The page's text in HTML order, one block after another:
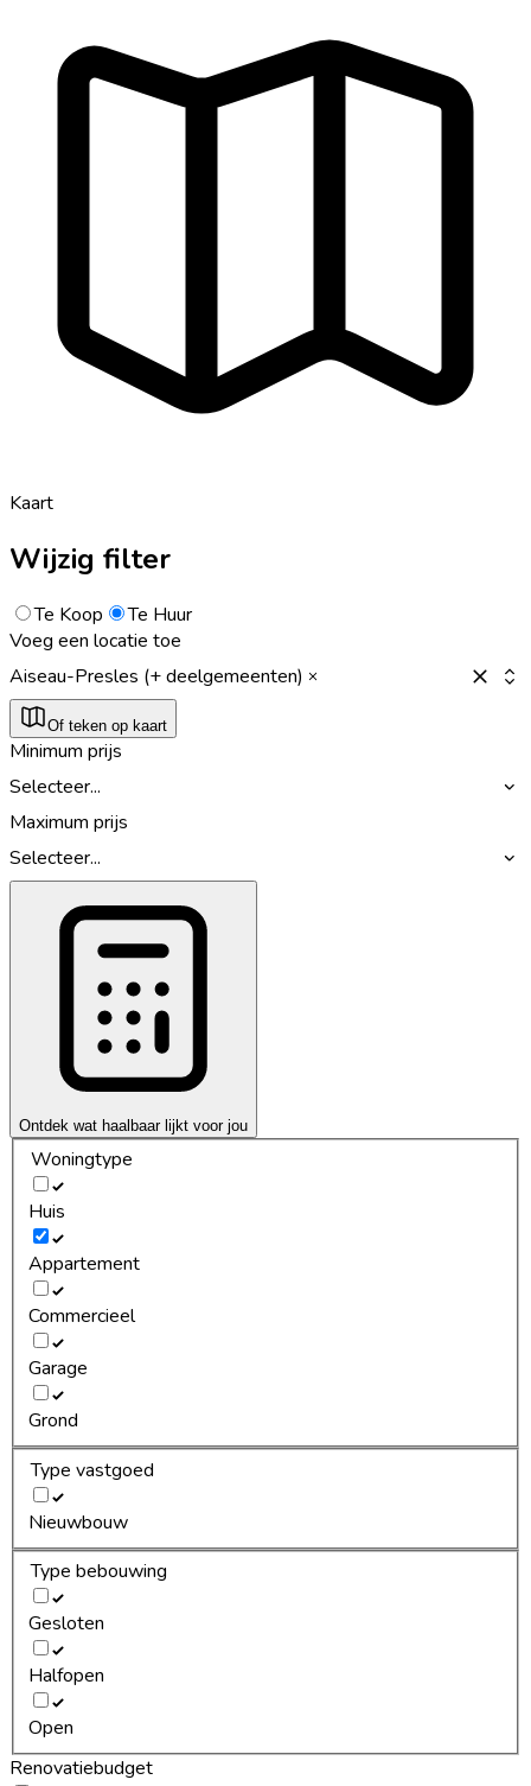
Kaart
Wijzig filter
Te Koop
Te Huur
Voeg een locatie toe
Aiseau-Presles (+ deelgemeenten)
Of teken op kaart
Minimum prijs
Selecteer...
Maximum prijs
Selecteer...
Ontdek wat haalbaar lijkt voor jou
Woningtype
Huis
Appartement
Commercieel
Garage
Grond
Type vastgoed
Nieuwbouw
Type bebouwing
Gesloten
Halfopen
Open
Renovatiebudget